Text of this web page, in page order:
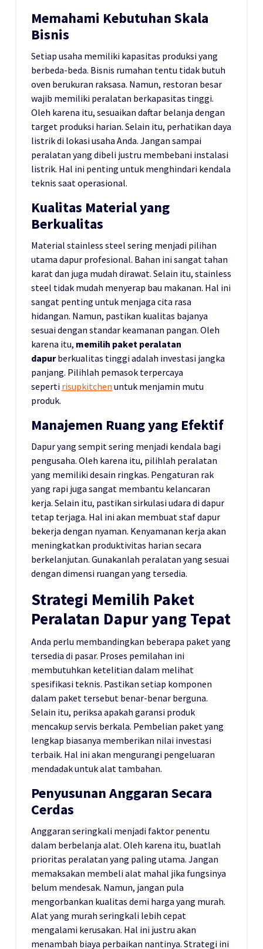
Memahami Kebutuhan Skala
Bisnis
Setiap usaha memiliki kapasitas produksi yang
berbeda-beda. Bisnis rumahan tentu tidak butuh
oven berukuran raksasa. Namun, restoran besar
wajib memiliki peralatan berkapasitas tinggi.
Oleh karena itu, sesuaikan daftar belanja dengan
target produksi harian. Selain itu, perhatikan daya
listrik di lokasi usaha Anda. Jangan sampai
peralatan yang dibeli justru membebani instalasi
listrik. Hal ini penting untuk menghindari kendala
teknis saat operasional.
Kualitas Material yang
Berkualitas
Material stainless steel sering menjadi pilihan
utama dapur profesional. Bahan ini sangat tahan
karat dan juga mudah dirawat. Selain itu, stainless
steel tidak mudah menyerap bau makanan. Hal ini
sangat penting untuk menjaga cita rasa
hidangan. Namun, pastikan kualitas bajanya
sesuai dengan standar keamanan pangan. Oleh
karena itu, memilih paket peralatan
dapurberkualitas tinggi adalah investasi jangka
panjang. Pilihlah pemasok terpercaya
seperti risupkitchen untuk menjamin mutu
produk.
Manajemen Ruang yang Efektif
Dapur yang sempit sering menjadi kendala bagi
pengusaha. Oleh karena itu, pilihlah peralatan
yang memiliki desain ringkas. Pengaturan rak
yang rapi juga sangat membantu kelancaran
kerja. Selain itu, pastikan sirkulasi udara di dapur
tetap terjaga. Hal ini akan membuat staf dapur
bekerja dengan nyaman. Kenyamanan kerja akan
meningkatkan produktivitas harian secara
berkelanjutan. Gunakanlah peralatan yang sesuai
dengan dimensi ruangan yang tersedia.
Strategi Memilih Paket
Peralatan Dapur yang Tepat
Anda perlu membandingkan beberapa paket yang
tersedia di pasar. Proses pemilahan ini
membutuhkan ketelitian dalam melihat
spesifikasi teknis. Pastikan setiap komponen
dalam paket tersebut benar-benar berguna.
Selain itu, periksa apakah garansi produk
mencakup servis berkala. Pembelian paket yang
lengkap biasanya memberikan nilai investasi
terbaik. Hal ini akan mengurangi pengeluaran
mendadak untuk alat tambahan.
Penyusunan Anggaran Secara
Cerdas
Anggaran seringkali menjadi faktor penentu
dalam berbelanja alat. Oleh karena itu, buatlah
prioritas peralatan yang paling utama. Jangan
memaksakan membeli alat mahal jika fungsinya
belum mendesak. Namun, jangan pula
mengorbankan kualitas demi harga yang murah.
Alat yang murah seringkali lebih cepat
mengalami kerusakan. Hal ini justru akan
menambah biaya perbaikan nantinya. Strategi ini